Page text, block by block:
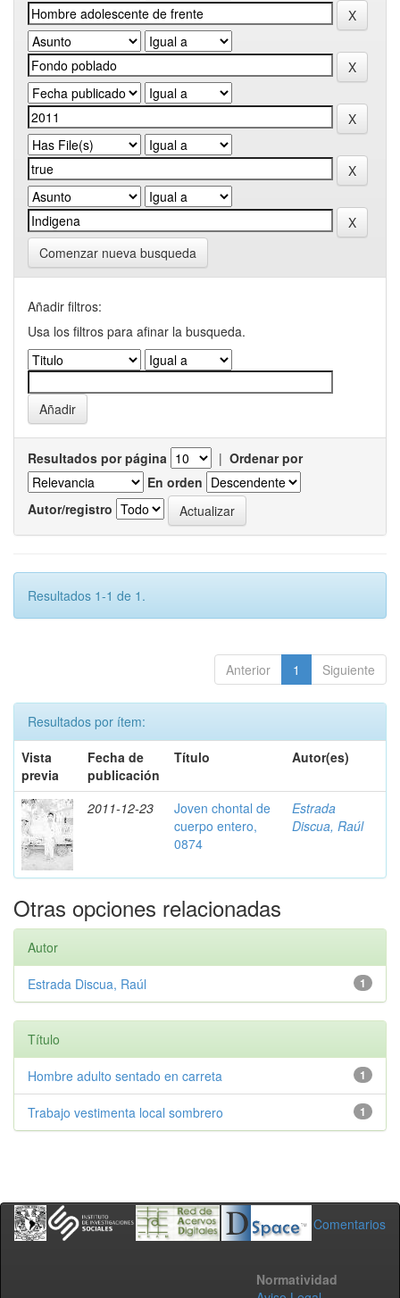
Comenzar nueva busqueda
Añadir filtros:
Usa los filtros para afinar la busqueda.
Resultados por página | Ordenar por
En orden
Autor/registro
Resultados 1-1 de 1.
Anterior 1 Siguiente
Resultados por ítem:
Vista
previa
Fecha de
publicación
Título Autor(es)
2011-12-23
Joven chontal de
cuerpo entero,
0874
Estrada
Discua, Raúl
Otras opciones relacionadas
Autor
1
Estrada Discua, Raúl
Título
1
Hombre adulto sentado en carreta
1
Trabajo vestimenta local sombrero
Comentarios
Normatividad